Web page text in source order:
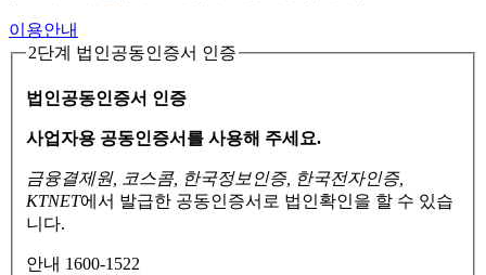
이용안내
2단계 법인공동인증서 인증
법인공동인증서 인증
사업자용 공동인증서를 사용해 주세요.
금융결제원, 코스콤, 한국정보인증, 한국전자인증,
KTNET에서 발급한 공동인증서로 법인확인을 할 수 있습
니다.
안내 1600-1522